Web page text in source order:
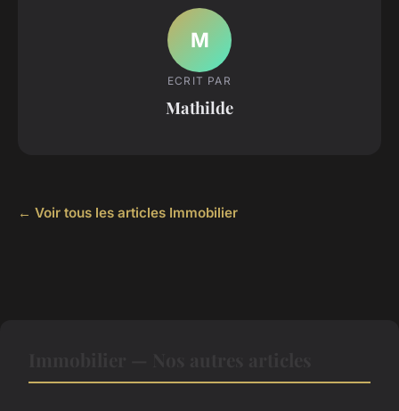
M
ECRIT PAR
Mathilde
← Voir tous les articles Immobilier